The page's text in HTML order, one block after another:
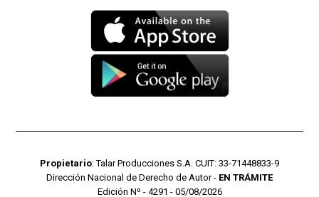
Propietario: Talar Producciones S.A. CUIT: 33-71448833-9
Dirección Nacional de Derecho de Autor - EN TRÁMITE
Edición Nº - 4291 - 05/08/2026